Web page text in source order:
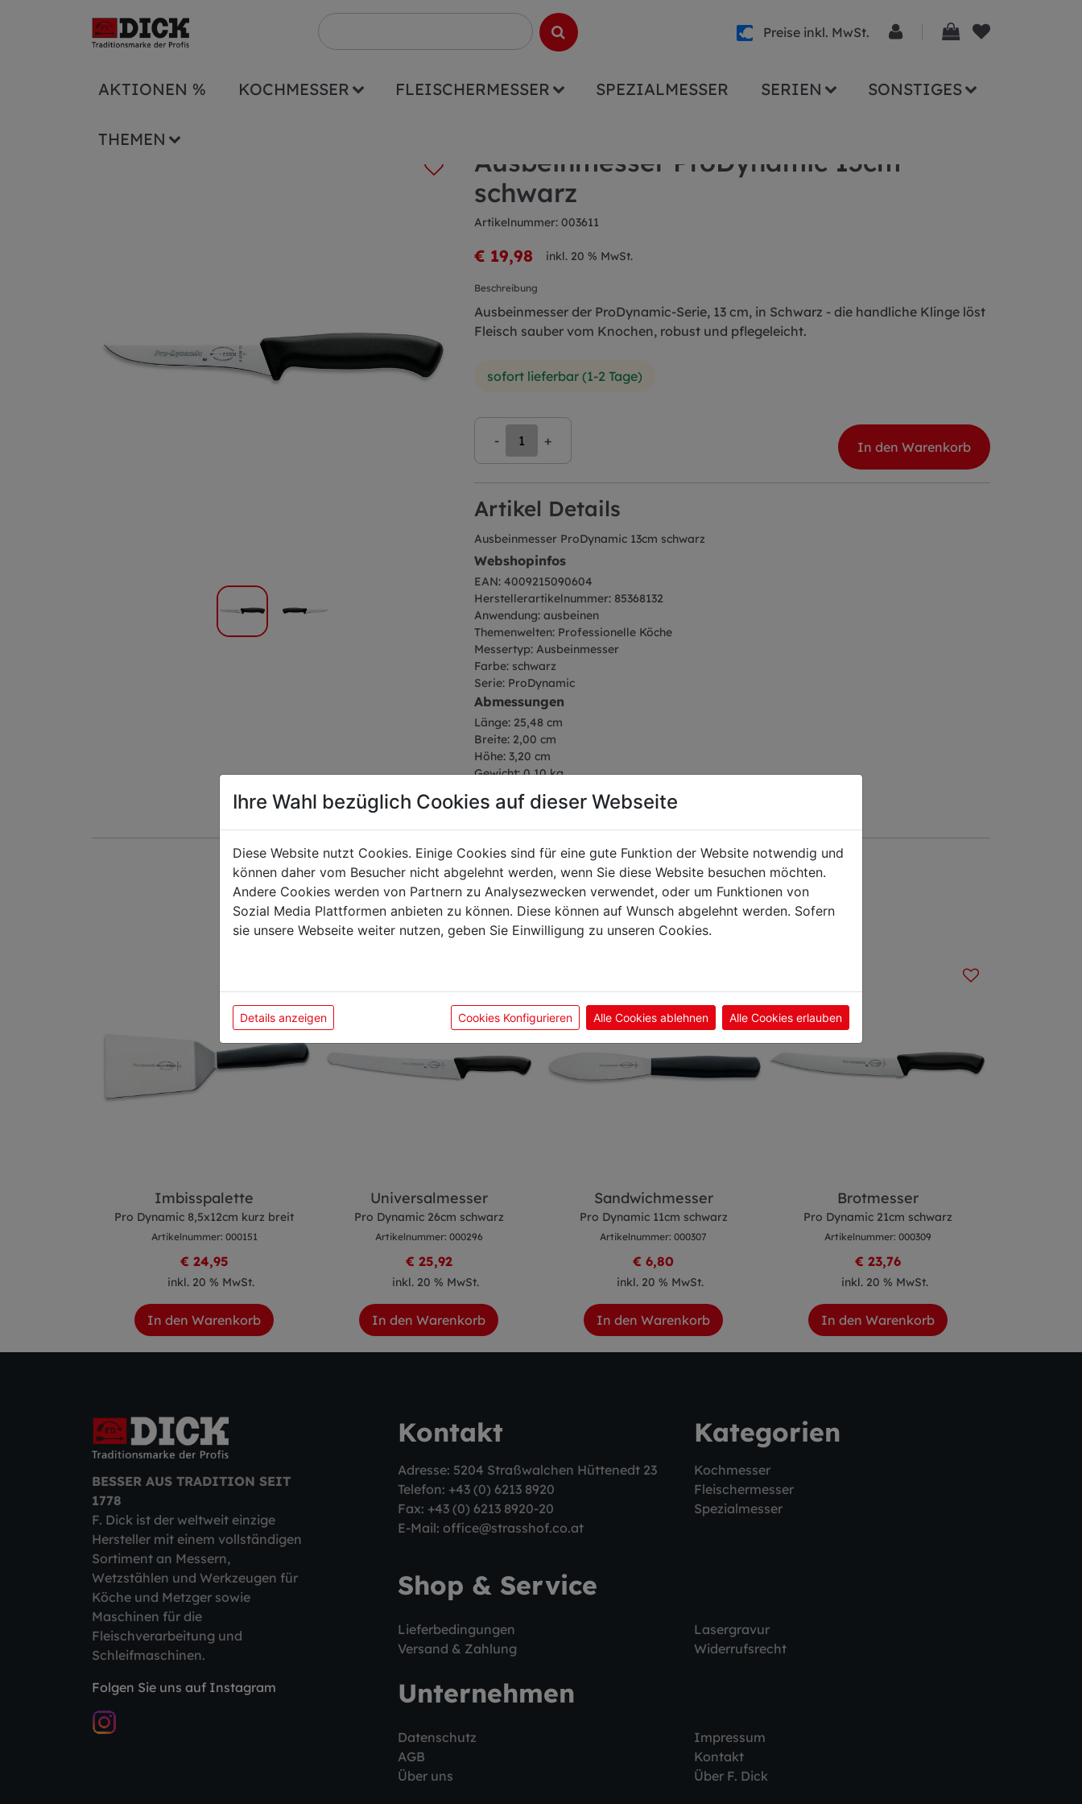
Preise inkl. MwSt.
AKTIONEN % KOCHMESSER FLEISCHERMESSER SPEZIALMESSER SERIEN SONSTIGES
THEMEN
Ausbeinmesser ProDynamic 13cm
schwarz
Artikelnummer: 003611
€ 19,98 inkl. 20 % MwSt.
Beschreibung
Ausbeinmesser der ProDynamic-Serie, 13 cm, in Schwarz - die handliche Klinge löst
Fleisch sauber vom Knochen, robust und pflegeleicht.
sofort lieferbar (1-2 Tage)
- + In den Warenkorb
Artikel Details
Ausbeinmesser ProDynamic 13cm schwarz
Webshopinfos
EAN: 4009215090604
Herstellerartikelnummer: 85368132
Anwendung: ausbeinen
Themenwelten: Professionelle Köche
Messertyp: Ausbeinmesser
Farbe: schwarz
Serie: ProDynamic
Abmessungen
Länge: 25,48 cm
Breite: 2,00 cm
Höhe: 3,20 cm
Gewicht: 0,10 kg
Klingenlänge: 13 cm
Das könnte Sie auch interessieren
Imbisspalette
Pro Dynamic 8,5x12cm kurz breit
Artikelnummer: 000151
€ 24,95
inkl. 20 % MwSt.
In den Warenkorb
Universalmesser
Pro Dynamic 26cm schwarz
Artikelnummer: 000296
€ 25,92
inkl. 20 % MwSt.
In den Warenkorb
Sandwichmesser
Pro Dynamic 11cm schwarz
Artikelnummer: 000307
€ 6,80
inkl. 20 % MwSt.
In den Warenkorb
Brotmesser
Pro Dynamic 21cm schwarz
Artikelnummer: 000309
€ 23,76
inkl. 20 % MwSt.
In den Warenkorb
BESSER AUS TRADITION SEIT
1778
F. Dick ist der weltweit einzige
Hersteller mit einem vollständigen
Sortiment an Messern,
Wetzstählen und Werkzeugen für
Köche und Metzger sowie
Maschinen für die
Fleischverarbeitung und
Schleifmaschinen.
Folgen Sie uns auf Instagram
Kontakt
Adresse: 5204 Straßwalchen Hüttenedt 23
Telefon: +43 (0) 6213 8920
Fax: +43 (0) 6213 8920-20
E-Mail: office@strasshof.co.at
Kategorien
Kochmesser
Fleischermesser
Spezialmesser
Shop & Service
Lieferbedingungen
Lasergravur
Versand & Zahlung
Widerrufsrecht
Unternehmen
Datenschutz
Impressum
AGB
Kontakt
Über uns
Über F. Dick
Ihre Wahl bezüglich Cookies auf dieser Webseite
Diese Website nutzt Cookies. Einige Cookies sind für eine gute Funktion der Website notwendig und
können daher vom Besucher nicht abgelehnt werden, wenn Sie diese Website besuchen möchten.
Andere Cookies werden von Partnern zu Analysezwecken verwendet, oder um Funktionen von
Sozial Media Plattformen anbieten zu können. Diese können auf Wunsch abgelehnt werden. Sofern
sie unsere Webseite weiter nutzen, geben Sie Einwilligung zu unseren Cookies.
Details anzeigen Cookies Konfigurieren Alle Cookies ablehnen Alle Cookies erlauben